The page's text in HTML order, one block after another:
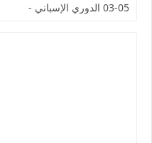
05-03 الدوري الإسباني -